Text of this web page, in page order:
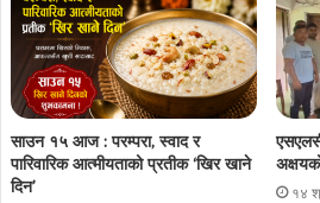
साउन १५ आज : परम्परा, स्वाद र
पारिवारिक आत्मीयताको प्रतीक ‘खिर खाने
दिन’
१४